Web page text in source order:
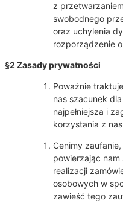
z
swobodnego
oraz uchylenia
rozporządzenie
§2 Zasady prywatności
Poważnie
nas szacunek
najpełniejsza i
korzystania z
Cenimy
powierzając nam
realizacji
osobowych w
zawieść tego